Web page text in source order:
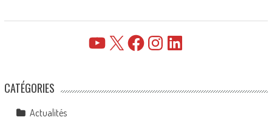
YouTube FacebookInstagramLinkedIn
CATÉGORIES
Actualités